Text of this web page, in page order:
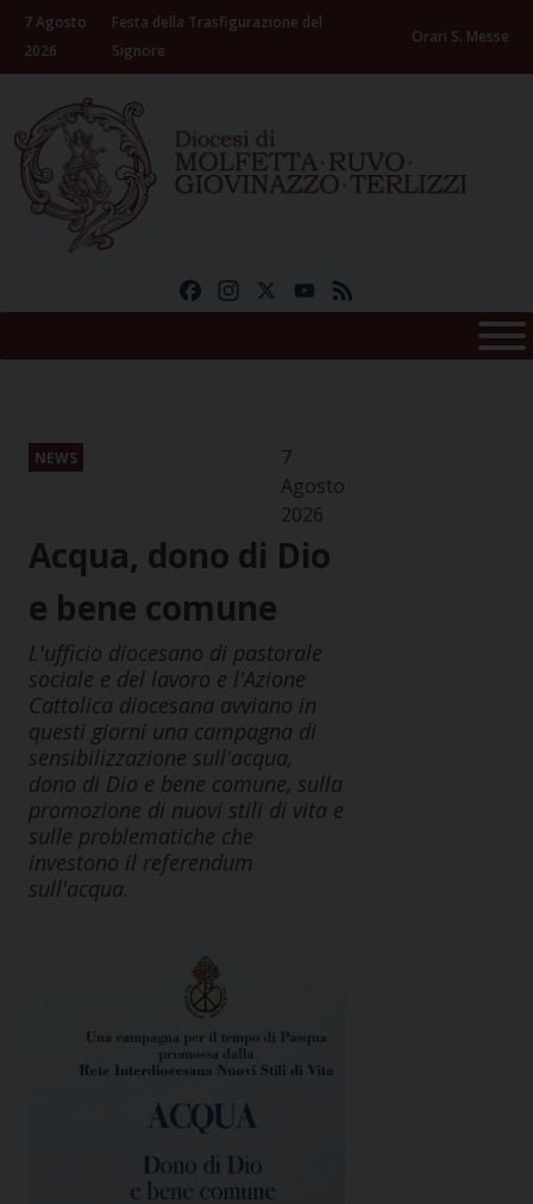
Skip
content
7 Agosto
2026
Festa della Trasfigurazione del
Signore
Orari S. Messe
FacebookInstagramYouTube
NEWS
7
Agosto
2026
Acqua, dono di Dio
e bene comune
L'ufficio diocesano di pastorale
sociale e del lavoro e l'Azione
Cattolica diocesana avviano in
questi giorni una campagna di
sensibilizzazione sull'acqua,
dono di Dio e bene comune, sulla
promozione di nuovi stili di vita e
sulle problematiche che
investono il referendum
sull'acqua.